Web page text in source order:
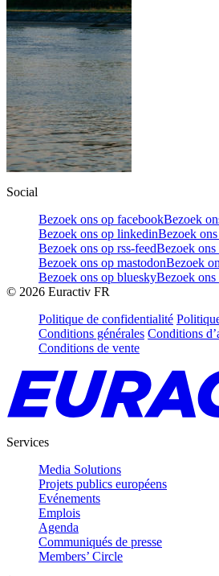
Social
Bezoek ons op facebookBezoek
Bezoek ons op linkedinBezoek
Bezoek ons op rss-feedBezoek ons
Bezoek ons op mastodonBezoek
Bezoek ons op blueskyBezoek ons
© 2026 Euractiv FR
Politique de confidentialité
Conditions générales Conditions
Conditions de vente
Services
Media Solutions
Projets publics européens
Evénements
Emplois
Agenda
Communiqués de presse
Members’ Circle